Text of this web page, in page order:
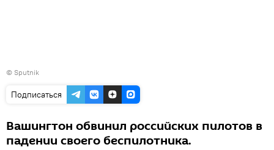
© Sputnik
Подписаться
Вашингтон обвинил российских пилотов в
падении своего беспилотника.